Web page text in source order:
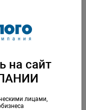
на сайт
лицами,